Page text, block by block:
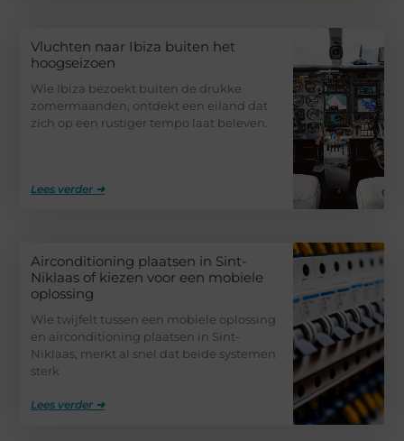
Vluchten naar Ibiza buiten het
hoogseizoen
Wie Ibiza bezoekt buiten de drukke
zomermaanden, ontdekt een eiland dat
zich op een rustiger tempo laat beleven.
Lees verder ➜
Airconditioning plaatsen in Sint-
Niklaas of kiezen voor een mobiele
oplossing
Wie twijfelt tussen een mobiele oplossing
en airconditioning plaatsen in Sint-
Niklaas, merkt al snel dat beide systemen
sterk
Lees verder ➜